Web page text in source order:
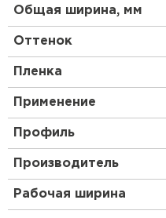
обработка
состоящим из
пластмассы.
Общая ширина, мм
Оттенок
Пленка
Применение
Профиль
Производитель
Рабочая ширина